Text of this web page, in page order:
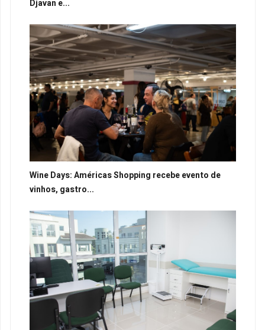
Djavan e...
Wine Days: Américas Shopping recebe evento de
vinhos, gastro...